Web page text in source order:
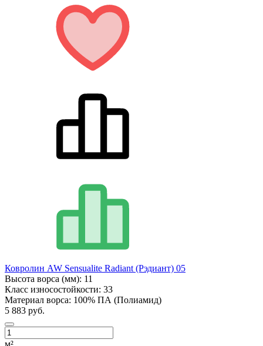
Ковролин AW Sensualite Radiant (Рэдиант) 05
Высота ворса (мм): 11
Класс износостойкости: 33
Материал ворса: 100% ПА (Полиамид)
5 883 руб.
м²